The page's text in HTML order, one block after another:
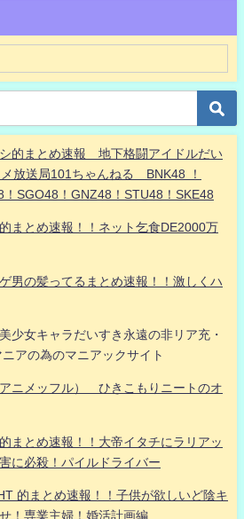
的まとめ速報 地下格闘アイドルだい
放送局101ちゃんねる BNK48 ！
SGO48！GNZ48！STU48！SKE48
まとめ速報！！ネット乞食DE2000万
男の髪ってるまとめ速報！！激しくハ
少女キャラだいすき永遠の非リア充・
アの為のマニアックサイト
ニメッフル） ひきこもりニートのオ
まとめ速報！！大帝イタチにラリアッ
に必殺！パイルドライバー
的まとめ速報！！子供が欲しいど陰キ
！専業主婦！婚活計画編